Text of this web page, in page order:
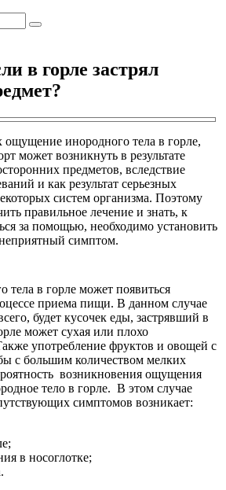
в горле застрял
инородного тела в горле,
может возникнуть в результате
предметов, вследствие
и как результат серьезных
систем организма. Поэтому
правильное лечение и знать, к
за помощью, необходимо установить
симптом.
в горле может появиться
приема пищи. В данном случае
будет кусочек еды, застрявший в
может сухая или плохо
употребление фруктов и овощей с
с большим количеством мелких
возникновения ощущения
тело в горле. В этом случае
симптомов возникает:
в носоглотке;